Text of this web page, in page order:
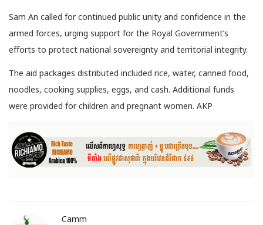
Sam An called for continued public unity and confidence in the
armed forces, urging support for the Royal Government’s
efforts to protect national sovereignty and territorial integrity.
The aid packages distributed included rice, water, canned food,
noodles, cooking supplies, eggs, and cash. Additional funds
were provided for children and pregnant women. AKP
Camm